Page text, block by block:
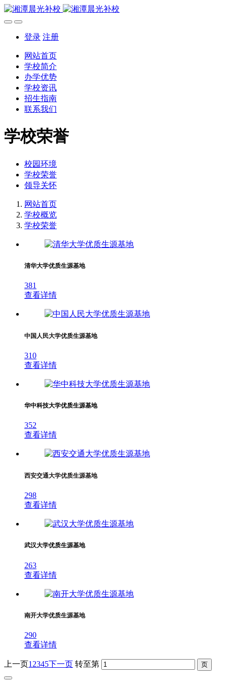
登录 注册
网站首页
学校简介
办学优势
学校资讯
招生指南
联系我们
学校荣誉
校园环境
学校荣誉
领导关怀
网站首页
学校概览
学校荣誉
清华大学优质生源基地
381
查看详情
中国人民大学优质生源基地
310
查看详情
华中科技大学优质生源基地
352
查看详情
西安交通大学优质生源基地
298
查看详情
武汉大学优质生源基地
263
查看详情
南开大学优质生源基地
290
查看详情
上一页1 2345下一页 转至第